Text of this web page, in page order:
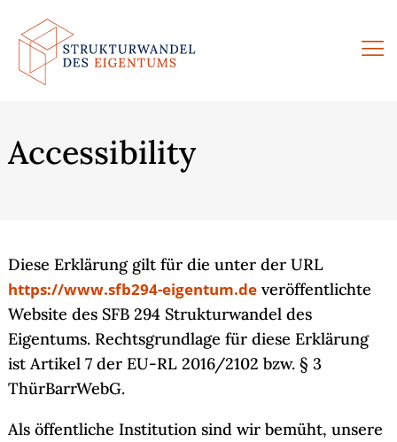
Skip
to
content
Accessibility
Diese Erklärung gilt für die unter der URL
https://www.sfb294-eigentum.de veröffentlichte
Website des SFB 294 Strukturwandel des
Eigentums. Rechtsgrundlage für diese Erklärung
ist Artikel 7 der EU-RL 2016/2102 bzw. § 3
ThürBarrWebG.
Als öffentliche Institution sind wir bemüht, unsere